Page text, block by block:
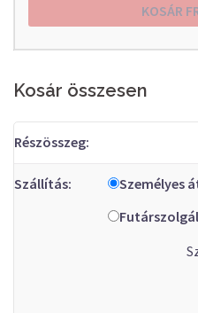
KOSÁR
Kosár összesen
Személyes